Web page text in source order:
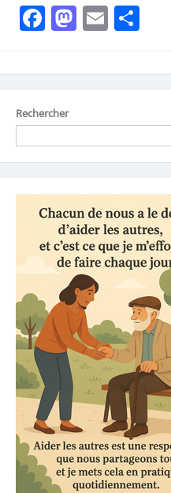
Facebook
Email
Rechercher